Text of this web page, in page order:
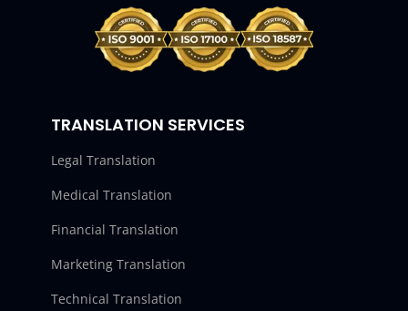
TRANSLATION SERVICES
Legal Translation
Medical Translation
Financial Translation
Marketing Translation
Technical Translation